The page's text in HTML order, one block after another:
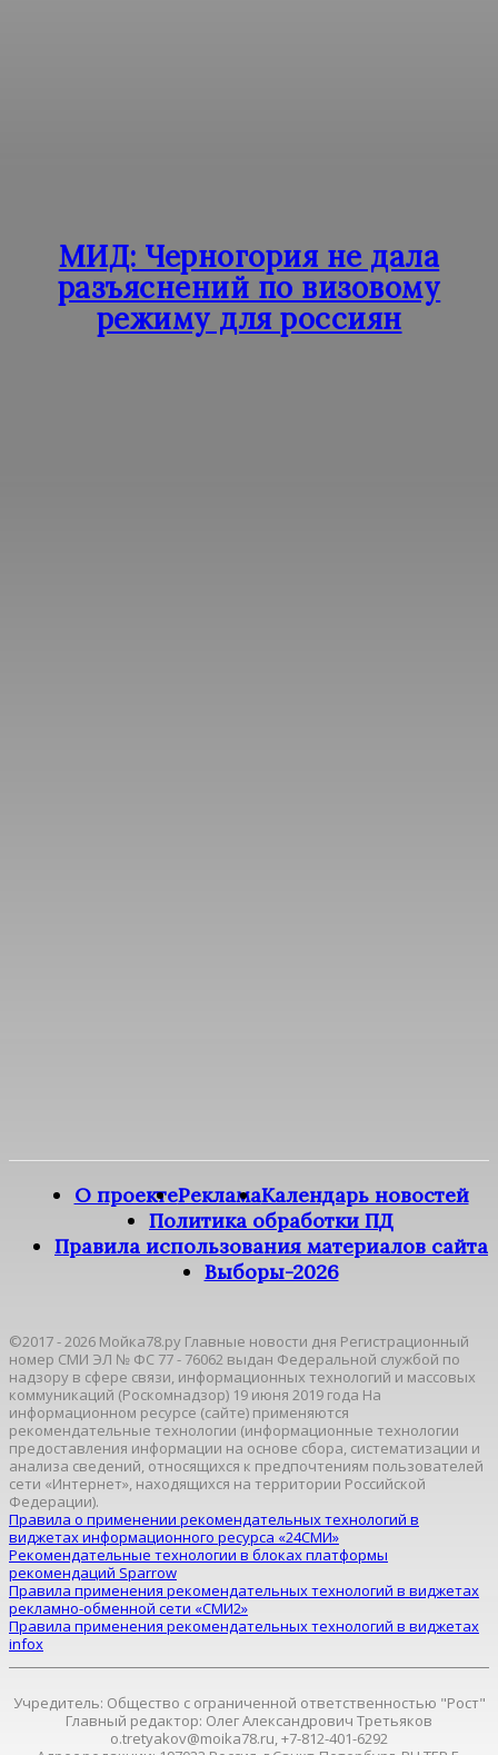
МИД: Черногория не дала
разъяснений по визовому
режиму для россиян
О проектеРекламаКалендарь новостей
Политика обработки ПД
Правила использования материалов сайта
Выборы-2026
©2017 - 2026 Мойка78.ру Главные новости дня Регистрационный
номер СМИ ЭЛ № ФС 77 - 76062 выдан Федеральной службой по
надзору в сфере связи, информационных технологий и массовых
коммуникаций (Роскомнадзор) 19 июня 2019 года На
информационном ресурсе (сайте) применяются
рекомендательные технологии (информационные технологии
предоставления информации на основе сбора, систематизации и
анализа сведений, относящихся к предпочтениям пользователей
сети «Интернет», находящихся на территории Российской
Федерации).
Правила о применении рекомендательных технологий в
виджетах информационного ресурса «24СМИ»
Рекомендательные технологии в блоках платформы
рекомендаций Sparrow
Правила применения рекомендательных технологий в виджетах
рекламно-обменной сети «СМИ2»
Правила применения рекомендательных технологий в виджетах
infox
Учредитель: Общество с ограниченной ответственностью "Рост"
Главный редактор: Олег Александрович Третьяков
o.tretyakov@moika78.ru, +7-812-401-6292